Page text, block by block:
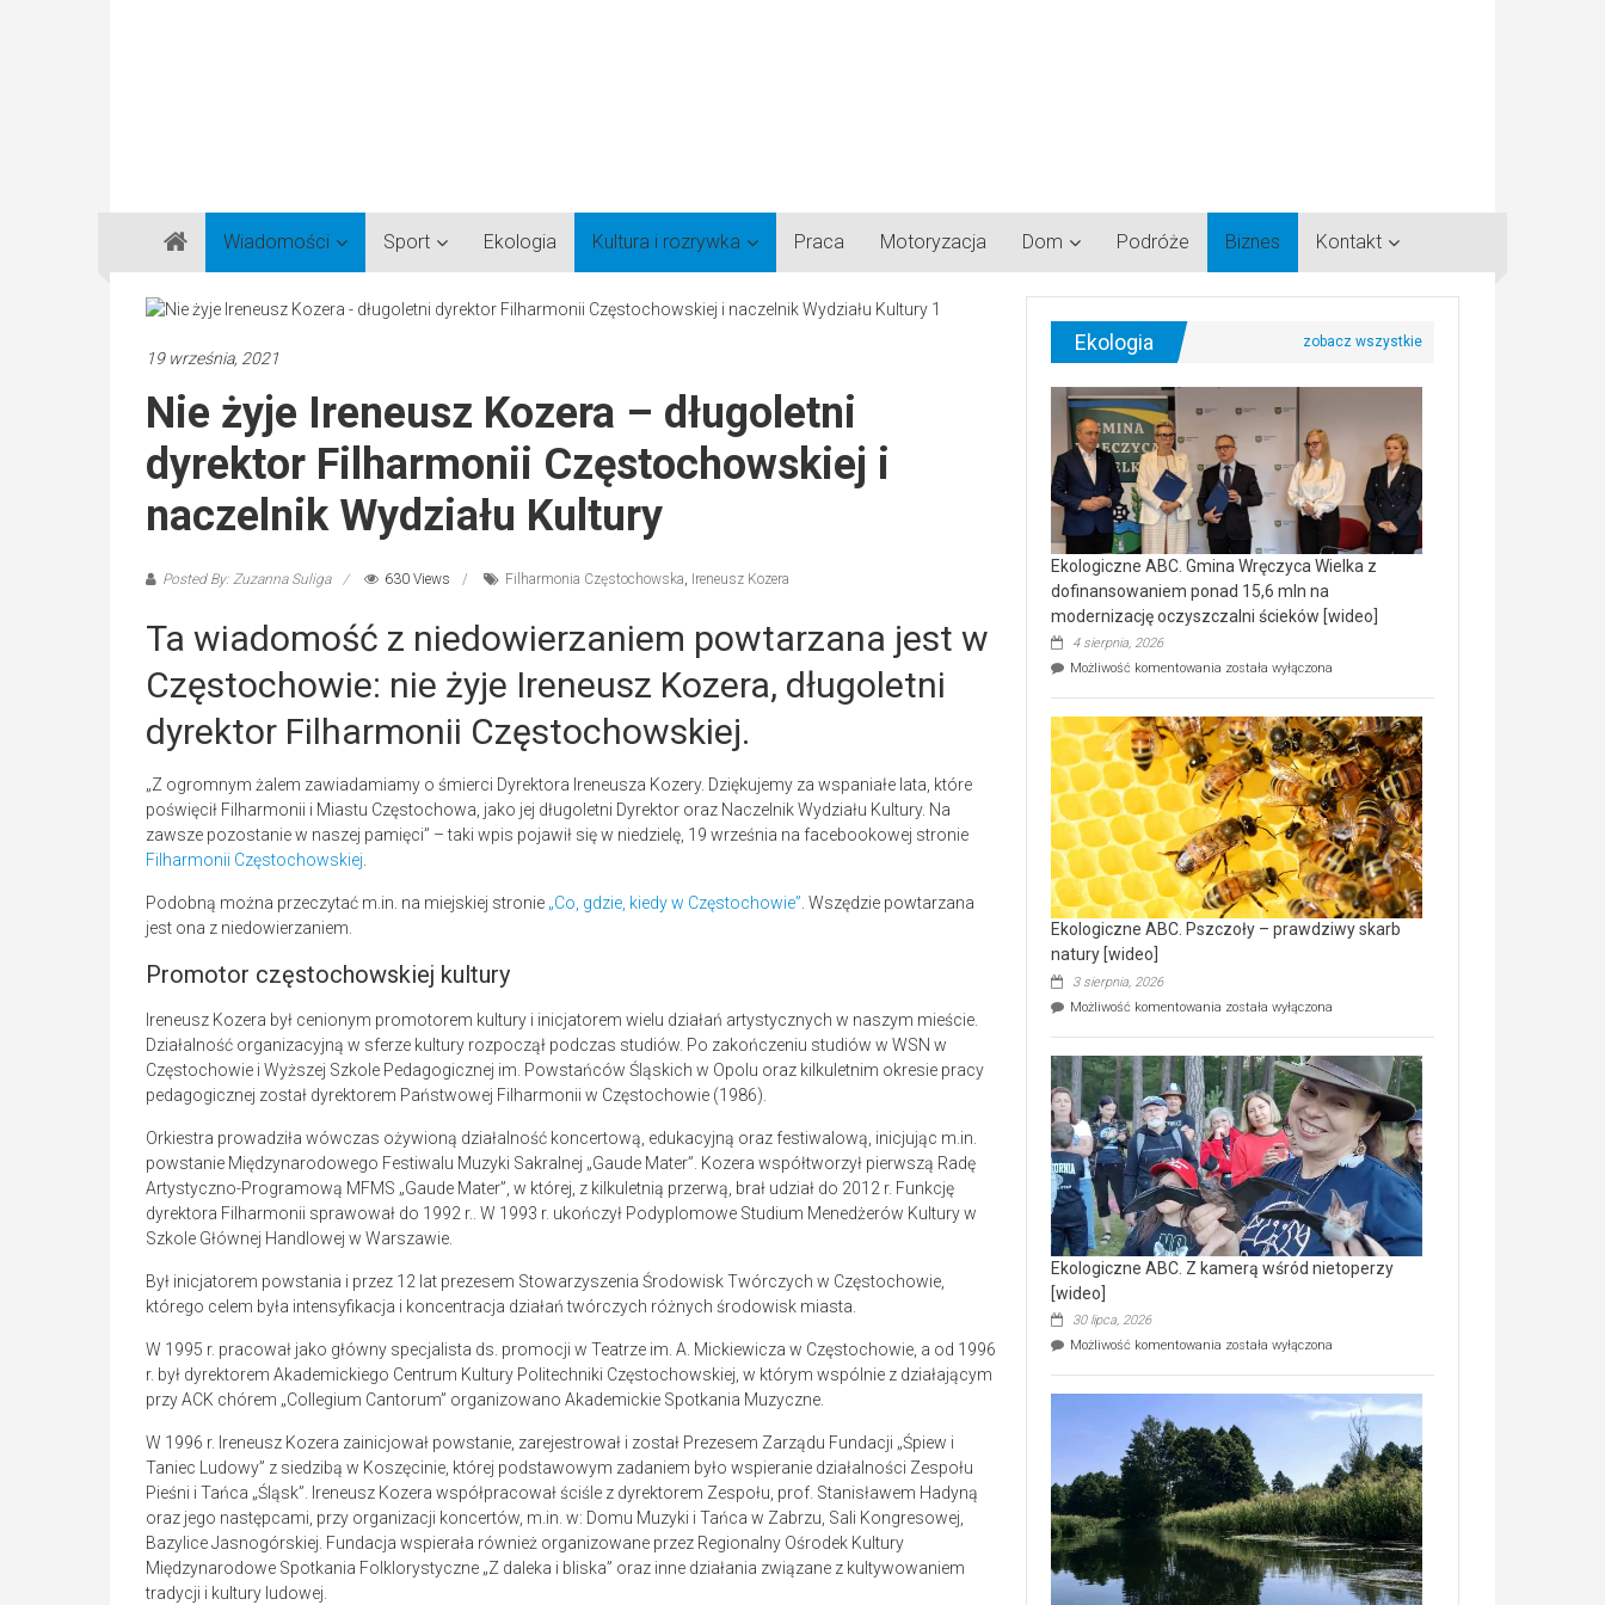
Gazeta
Regionalna
Częstochowa,
Lubliniec,
Wiadomości Sport Ekologia Kultura i rozrywka Praca Motoryzacja Dom Podróże Biznes Kontakt
19 września, 2021
Nie żyje Ireneusz Kozera – długoletni
dyrektor Filharmonii Częstochowskiej i
naczelnik Wydziału Kultury
Posted By: Zuzanna Suliga 630 Views Filharmonia Częstochowska, Ireneusz Kozera
Ta wiadomość z niedowierzaniem powtarzana jest w
Częstochowie: nie żyje Ireneusz Kozera, długoletni
dyrektor Filharmonii Częstochowskiej.
„Z ogromnym żalem zawiadamiamy o śmierci Dyrektora Ireneusza Kozery. Dziękujemy za wspaniałe lata, które
poświęcił Filharmonii i Miastu Częstochowa, jako jej długoletni Dyrektor oraz Naczelnik Wydziału Kultury. Na
zawsze pozostanie w naszej pamięci” – taki wpis pojawił się w niedzielę, 19 września na facebookowej stronie
Filharmonii Częstochowskiej.
Podobną można przeczytać m.in. na miejskiej stronie „Co, gdzie, kiedy w Częstochowie”. Wszędzie powtarzana
jest ona z niedowierzaniem.
Promotor częstochowskiej kultury
Ireneusz Kozera był cenionym promotorem kultury i inicjatorem wielu działań artystycznych w naszym mieście.
Działalność organizacyjną w sferze kultury rozpoczął podczas studiów. Po zakończeniu studiów w WSN w
Częstochowie i Wyższej Szkole Pedagogicznej im. Powstańców Śląskich w Opolu oraz kilkuletnim okresie pracy
pedagogicznej został dyrektorem Państwowej Filharmonii w Częstochowie (1986).
Orkiestra prowadziła wówczas ożywioną działalność koncertową, edukacyjną oraz festiwalową, inicjując m.in.
powstanie Międzynarodowego Festiwalu Muzyki Sakralnej „Gaude Mater”. Kozera współtworzył pierwszą Radę
Artystyczno-Programową MFMS „Gaude Mater”, w której, z kilkuletnią przerwą, brał udział do 2012 r. Funkcję
dyrektora Filharmonii sprawował do 1992 r.. W 1993 r. ukończył Podyplomowe Studium Menedżerów Kultury w
Szkole Głównej Handlowej w Warszawie.
Był inicjatorem powstania i przez 12 lat prezesem Stowarzyszenia Środowisk Twórczych w Częstochowie,
którego celem była intensyfikacja i koncentracja działań twórczych różnych środowisk miasta.
W 1995 r. pracował jako główny specjalista ds. promocji w Teatrze im. A. Mickiewicza w Częstochowie, a od 1996
r. był dyrektorem Akademickiego Centrum Kultury Politechniki Częstochowskiej, w którym wspólnie z działającym
przy ACK chórem „Collegium Cantorum” organizowano Akademickie Spotkania Muzyczne.
W 1996 r. Ireneusz Kozera zainicjował powstanie, zarejestrował i został Prezesem Zarządu Fundacji „Śpiew i
Taniec Ludowy” z siedzibą w Koszęcinie, której podstawowym zadaniem było wspieranie działalności Zespołu
Pieśni i Tańca „Śląsk”. Ireneusz Kozera współpracował ściśle z dyrektorem Zespołu, prof. Stanisławem Hadyną
oraz jego następcami, przy organizacji koncertów, m.in. w: Domu Muzyki i Tańca w Zabrzu, Sali Kongresowej,
Bazylice Jasnogórskiej. Fundacja wspierała również organizowane przez Regionalny Ośrodek Kultury
Międzynarodowe Spotkania Folklorystyczne „Z daleka i bliska” oraz inne działania związane z kultywowaniem
tradycji i kultury ludowej.
Ekologia
Ekologiczne ABC. Gmina Wręczyca Wielka z
dofinansowaniem ponad 15,6 mln na
modernizację oczyszczalni ścieków [wideo]
4 sierpnia, 2026
Możliwość komentowania Ekologiczne
Wręczyca
Wielka
z
dofinansowaniem
ponad
15,6
mln
na
modernizację
oczyszczalni
ścieków
[wideo]
została wyłączona
Ekologiczne ABC. Pszczoły – prawdziwy skarb
natury [wideo]
3 sierpnia, 2026
Możliwość komentowania Ekologiczne
–
prawdziwy
skarb
natury
[wideo]
została wyłączona
Ekologiczne ABC. Z kamerą wśród nietoperzy
[wideo]
30 lipca, 2026
Możliwość komentowania Ekologiczne
wśród
nietoperzy
[wideo]
została wyłączona